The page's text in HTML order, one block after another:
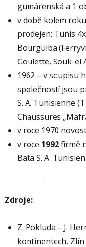
gumárenská a 1
v době kolem
prodejen: Tunis
Bourguiba
Goulette, Souk-el
1962 – v soupisu
společností jsou
S. A. Tunisienne
Chaussures
v roce 1970
v roce 1992firmě
Bata S. A.
Zdroje:
Z. Pokluda – J.
kontinentech, Zlín